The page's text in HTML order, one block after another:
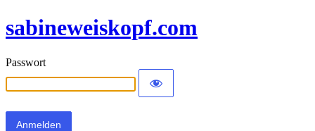
sabineweiskopf.com
Passwort